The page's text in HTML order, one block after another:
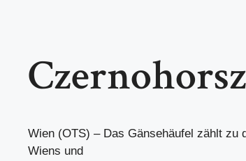
Wien (OTS) – Das Gänsehäufel zählt zu
Wiens und